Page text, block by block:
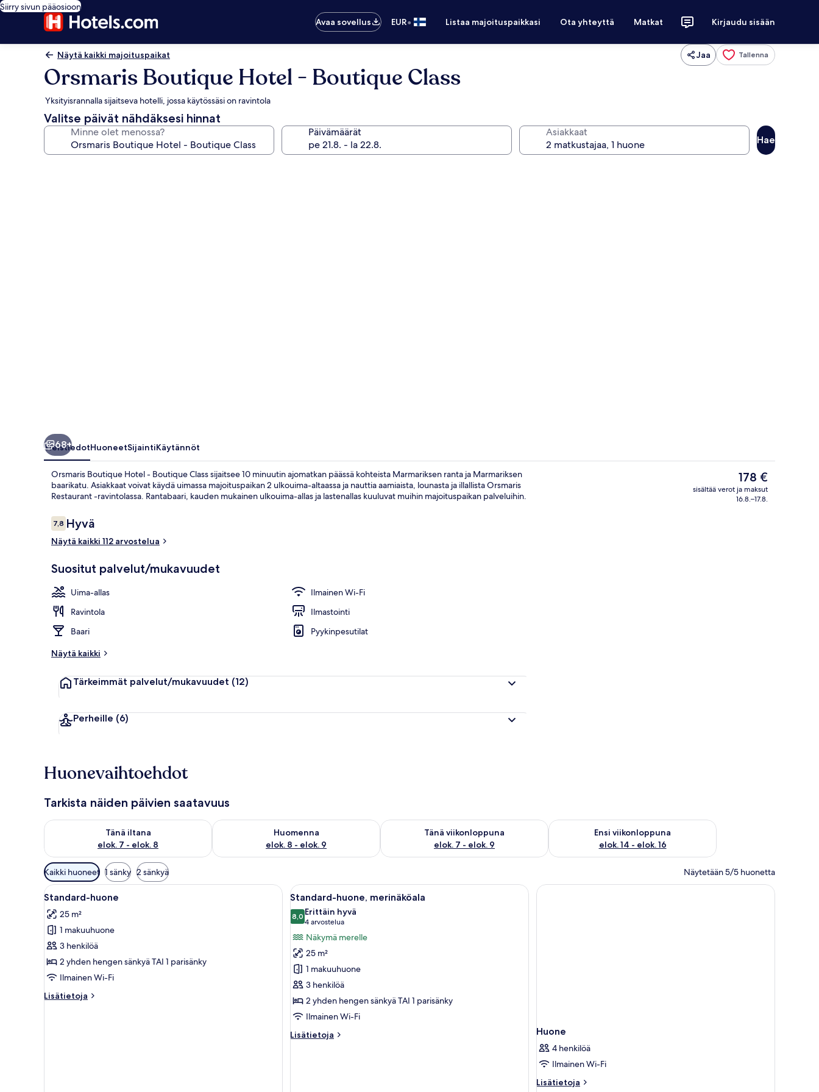
Siirry sivun pääosioon
Avaa sovellus
EUR• Listaa majoituspaikkasi Ota yhteyttä Matkat Kirjaudu sisään
Näytä kaikki majoituspaikat Jaa Tallenna
Orsmaris Boutique Hotel - Boutique Class
Yksityisrannalla sijaitseva hotelli, jossa käytössäsi on ravintola
Valitse päivät nähdäksesi hinnat
Minne olet menossa? Päivämäärät Asiakkaat
Hae
68+
YleistiedotHuoneetSijaintiKäytännöt
Orsmaris Boutique Hotel - Boutique Class sijaitsee 10 minuutin ajomatkan päässä kohteista Marmariksen ranta ja Marmariksen
baarikatu. Asiakkaat voivat käydä uimassa majoituspaikan 2 ulkouima-altaassa ja nauttia aamiaista, lounasta ja illallista Orsmaris
Restaurant -ravintolassa. Rantabaari, kauden mukainen ulkouima-allas ja lastenallas kuuluvat muihin majoituspaikan palveluihin.
Arvostelut
7,87,8 kautta 10.
Hyvä
Näytä kaikki 112 arvostelua
Suositut palvelut/mukavuudet
Uima-allas
Ilmainen Wi-Fi
Ravintola
Ilmastointi
Baari
Pyykinpesutilat
Näytä kaikki
Tärkeimmät palvelut/mukavuudet (12)
Perheille (6)
Nykyinen
hinta
on
178 €
sisältää verot ja maksut
16.8.–17.8.
Huonevaihtoehdot
Tarkista näiden päivien saatavuus
Tänä iltana
elok. 7 - elok. 8
Tarkista tämän illan saatavuus elok. 7 - elok. 8
Huomenna
elok. 8 - elok. 9
Tarkista huomisen saatavuus elok. 8 - elok. 9
Tänä viikonloppuna
elok. 7 - elok. 9
Tarkista tämän viikonlopun saatavuus elok. 7 - elok. 9
Ensi viikonloppuna
elok. 14 - elok. 16
Tarkista ensi viikonlopun saatavuus elok. 14 - elok. 16
Huoneille
saatavilla
olevia
suodattimia
Kaikki huoneet 1 sänky 2 sänkyä Näytetään 5/5 huonetta
Avaa
kaikki
huonetyypin
Standard-
huone
kuvat
Hotellihuone, jossa on kaksi sänkyä, työpöytä tuolilla, televisio ja parveke, jolta on näkymä rakennuksiin ja puihin.
10
Standard-huone
25 m²
1 makuuhuone
3 henkilöä
2 yhden hengen sänkyä TAI 1 parisänky
Ilmainen Wi-Fi
Lisätietoja
Lisätietoja
Avaa
kaikki
huonetyypin
Standard-
huone,
merinäköala
kuvat
Hotellihuone, jossa on kaksi sänkyä, parveke, jolta on näkymä merelle, sekä ruokailutila.
10
Standard-huone, merinäköala
8,08,0 kautta 10
Erittäin hyvä
4 arvostelua
(4
arvostelua)
Näkymä merelle
25 m²
1 makuuhuone
3 henkilöä
2 yhden hengen sänkyä TAI 1 parisänky
Ilmainen Wi-Fi
Lisätietoja
Lisätietoja
Huone
4 henkilöä
Ilmainen Wi-Fi
Lisätietoja
Lisätietoja